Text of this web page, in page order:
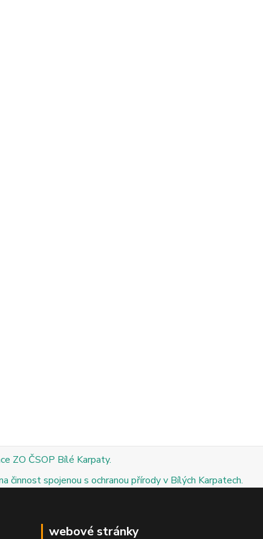
ZO ČSOP Bílé Karpaty.
činnost spojenou s ochranou přírody v Bílých Karpatech.
webové stránky